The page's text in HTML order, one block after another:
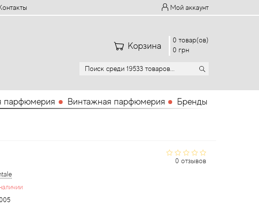
Мой аккаунт
Корзина
0 товар(ов)
0 грн
парфюмерия Винтажная парфюмерия Бренды
0 отзывов